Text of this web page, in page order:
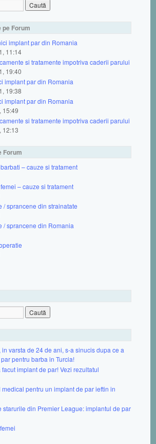
Forum
implant par din Romania
11:14
si tratamente impotriva caderii parului
19:40
implant par din Romania
19:38
implant par din Romania
15:49
si tratamente impotriva caderii parului
12:13
Forum
– cauze si tratament
– cauze si tratament
/ sprancene din strainatate
/ sprancene din Romania
in varsta de 24 de ani, s-a sinucis dupa ce a
pentru barba in Turcia!
implant de par! Vezi rezultatul
pentru un implant de par ieftin in
starurile din Premier League: implantul de par